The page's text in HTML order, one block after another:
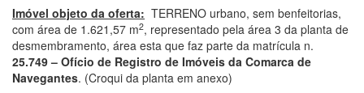
Imóvel objeto da oferta: TERRENO urbano, sem benfeitorias,
com área de 1.621,57 m2, representado pela área 3 da planta de
desmembramento, área esta que faz parte da matrícula n.
25.749 – Ofício de Registro de Imóveis da Comarca de
Navegantes. (Croqui da planta em anexo)